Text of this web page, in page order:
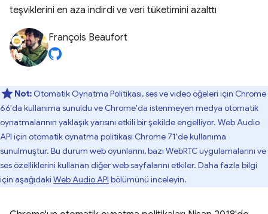
teşviklerini en aza indirdi ve veri tüketimini azalttı
François Beaufort
Not: Otomatik Oynatma Politikası, ses ve video öğeleri için Chrome
66'da kullanıma sunuldu ve Chrome'da istenmeyen medya otomatik
oynatmalarının yaklaşık yarısını etkili bir şekilde engelliyor. Web Audio
API için otomatik oynatma politikası Chrome 71'de kullanıma
sunulmuştur. Bu durum web oyunlarını, bazı WebRTC uygulamalarını ve
ses özelliklerini kullanan diğer web sayfalarını etkiler. Daha fazla bilgi
için aşağıdaki Web Audio API bölümünü inceleyin.